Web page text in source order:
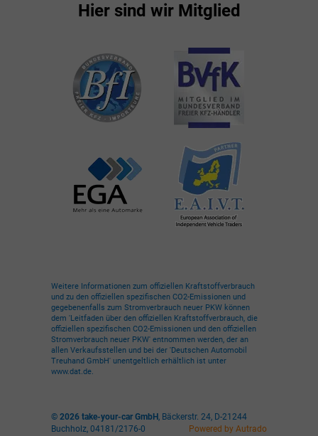
Hier sind wir Mitglied
Weitere Informationen zum offiziellen Kraftstoffverbrauch
und zu den offiziellen spezifischen CO2-Emissionen und
gegebenenfalls zum Stromverbrauch neuer PKW können
dem 'Leitfaden über den offiziellen Kraftstoffverbrauch, die
offiziellen spezifischen CO2-Emissionen und den offiziellen
Stromverbrauch neuer PKW' entnommen werden, der an
allen Verkaufsstellen und bei der 'Deutschen Automobil
Treuhand GmbH' unentgeltlich erhältlich ist unter
www.dat.de.
© 2026 take-your-car GmbH , Bäckerstr. 24, D-21244
Buchholz, 04181/2176-0 Powered by Autrado